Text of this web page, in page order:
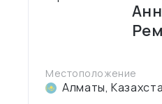
Рем
Местоположение
Алматы,